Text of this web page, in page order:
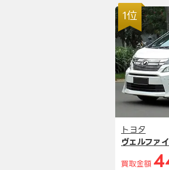
1位
トヨタ
ヴェルファ
買取金額